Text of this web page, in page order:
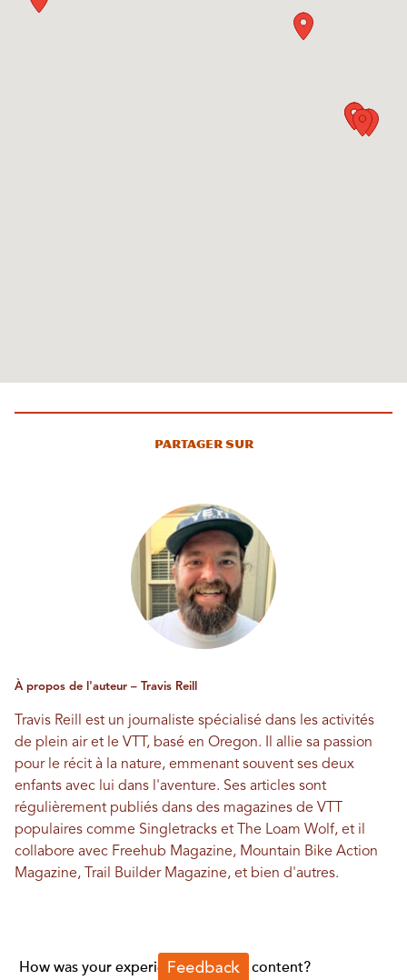
Partager sur
À propos de l'auteur – Travis Reill
Travis Reill est un journaliste spécialisé dans les activités
de plein air et le VTT, basé en Oregon. Il allie sa passion
pour le récit à la nature, emmenant souvent ses deux
enfants avec lui dans l'aventure. Ses articles sont
régulièrement publiés dans des magazines de VTT
populaires comme Singletracks et The Loam Wolf, et il
collabore avec Freehub Magazine, Mountain Bike Action
Magazine, Trail Builder Magazine, et bien d'autres.